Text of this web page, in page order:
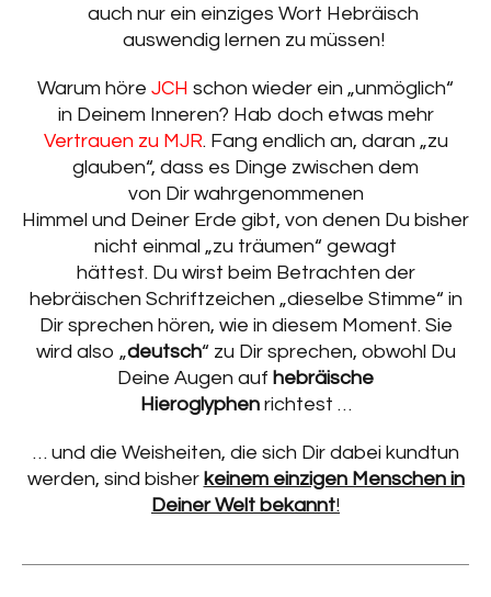
auch nur ein einziges Wort Hebräisch
auswendig lernen zu müssen!
Warum höre JCH schon wieder ein „unmöglich“
in Deinem Inneren? Hab doch etwas mehr
Vertrauen zu MJR. Fang endlich an, daran „zu
glauben“, dass es Dinge zwischen dem
von Dir wahrgenommenen
Himmel und Deiner Erde gibt, von denen Du bisher
nicht einmal „zu träumen“ gewagt
hättest. Du wirst beim Betrachten der
hebräischen Schriftzeichen „dieselbe Stimme“ in
Dir sprechen hören, wie in diesem Moment. Sie
wird also „deutsch“ zu Dir sprechen, obwohl Du
Deine Augen auf hebräische
Hieroglyphenrichtest …
… und die Weisheiten, die sich Dir dabei kundtun
werden, sind bisher keinem einzigen Menschen in
Deiner Welt bekannt!